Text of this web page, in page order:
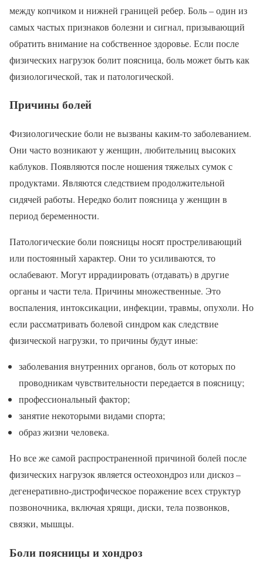
между копчиком и нижней границей ребер. Боль – один из
самых частых признаков болезни и сигнал, призывающий
обратить внимание на собственное здоровье. Если после
физических нагрузок болит поясница, боль может быть как
физиологической, так и патологической.
Причины болей
Физиологические боли не вызваны каким-то заболеванием.
Они часто возникают у женщин, любительниц высоких
каблуков. Появляются после ношения тяжелых сумок с
продуктами. Являются следствием продолжительной
сидячей работы. Нередко болит поясница у женщин в
период беременности.
Патологические боли поясницы носят простреливающий
или постоянный характер. Они то усиливаются, то
ослабевают. Могут иррадиировать (отдавать) в другие
органы и части тела. Причины множественные. Это
воспаления, интоксикации, инфекции, травмы, опухоли. Но
если рассматривать болевой синдром как следствие
физической нагрузки, то причины будут иные:
заболевания внутренних органов, боль от которых по
проводникам чувствительности передается в поясницу;
профессиональный фактор;
занятие некоторыми видами спорта;
образ жизни человека.
Но все же самой распространенной причиной болей после
физических нагрузок является остеохондроз или дискоз –
дегенеративно-дистрофическое поражение всех структур
позвоночника, включая хрящи, диски, тела позвонков,
связки, мышцы.
Боли поясницы и хондроз